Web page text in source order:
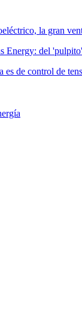
la gran
Energy: del
de control de